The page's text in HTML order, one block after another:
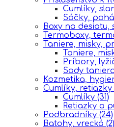
Cumlíky,
Sáčky,
Boxy na desiatu,
Termoboxy,
Taniere, misky,
Taniere,
Príbory,
Sady
Kozmetika,
Cumlíky,
Cumlíky (31)
Retiazky a
Podbradníky (24)
Batohy, vrecká (2)